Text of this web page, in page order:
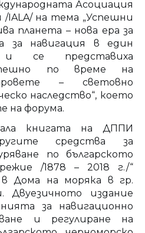
Асоциация
IALA/ на тема „Успешни
планета – нова ера за
за навигация в един
се представиха
по време на
– световно
наследство“, което
на форума.
книгата на ДППИ
средства за
по българското
/1878 – 2018 г./“
Дома на моряка в гр.
Двуезичното издание
за навигационно
и регулиране на